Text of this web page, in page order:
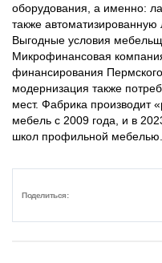
оборудования, а именно:
также
Выгодные условия
Микрофинансовая
финансирования
модернизация также
мест. Фабрика производит
мебель с 2009 года, и в
школ профильной мебелью.
Поделиться: